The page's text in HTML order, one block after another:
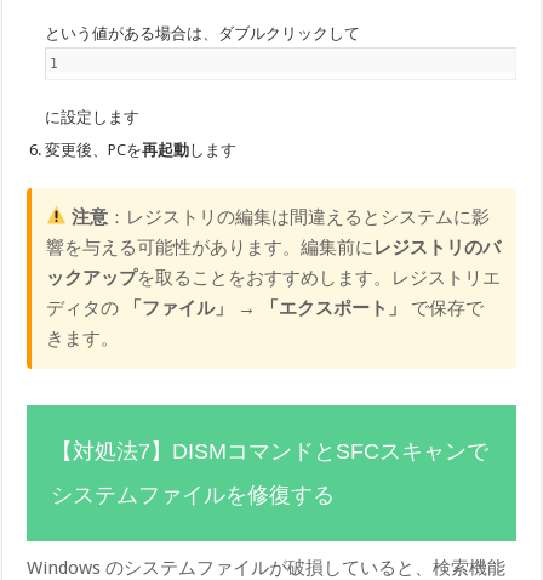
という値がある場合は、ダブルクリックして
1
に設定します
変更後、PCを再起動します
注意 ：レジストリの編集は間違えるとシステムに影
響を与える可能性があります。編集前にレジストリのバ
ックアップを取ることをおすすめします。レジストリエ
ディタの
「ファイル」 → 「エクスポート」
で保存で
きます。
【対処法7】DISMコマンドとSFCスキャンで
システムファイルを修復する
Windows のシステムファイルが破損していると、検索機能